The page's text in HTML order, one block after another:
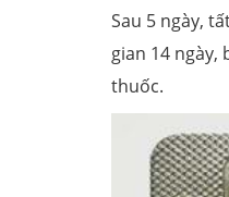
Sau 5 ngày,
gian 14 ngày,
thuốc.